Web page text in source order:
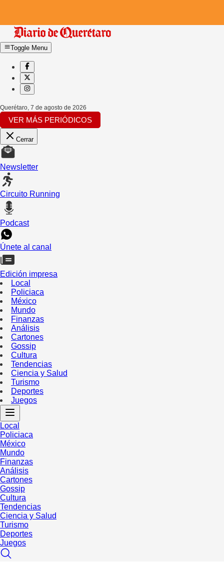
Toggle Menu
Querétaro, 7 de agosto de 2026
VER MÁS PERIÓDICOS
Cerrar
Newsletter
Circuito Running
Podcast
Únete al canal
Edición impresa
Local
Policiaca
México
Mundo
Finanzas
Análisis
Cartones
Gossip
Cultura
Tendencias
Ciencia y Salud
Turismo
Deportes
Juegos
Local
Policiaca
México
Mundo
Finanzas
Análisis
Cartones
Gossip
Cultura
Tendencias
Ciencia y Salud
Turismo
Deportes
Juegos